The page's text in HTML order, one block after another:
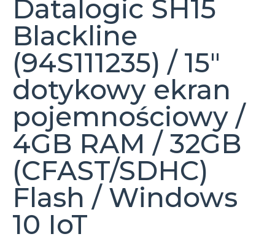
Datalogic SH15
Blackline
(94S111235) / 15″
dotykowy ekran
pojemnościowy /
4GB RAM / 32GB
(CFAST/SDHC)
Flash / Windows
10 IoT